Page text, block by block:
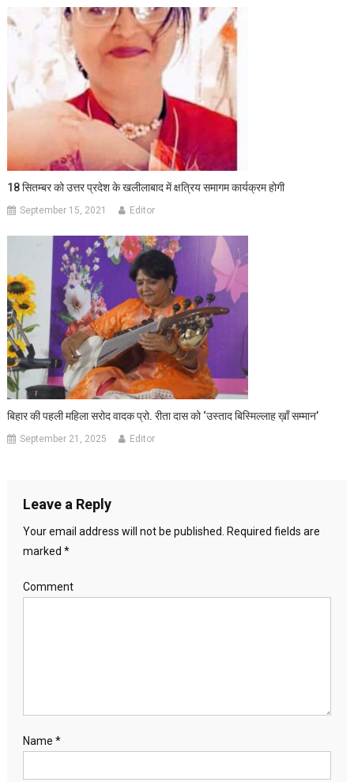
18 सितम्बर को उत्तर प्रदेश के खलीलाबाद में क्षत्रिय समागम कार्यक्रम होगी
September 15, 2021 Editor
बिहार की पहली महिला सरोद वादक प्रो. रीता दास को ‘उस्ताद बिस्मिल्लाह ख़ाँ सम्मान’
September 21, 2025 Editor
Leave a Reply
Your email address will not be published.
Required fields are
marked *
Comment
Name *